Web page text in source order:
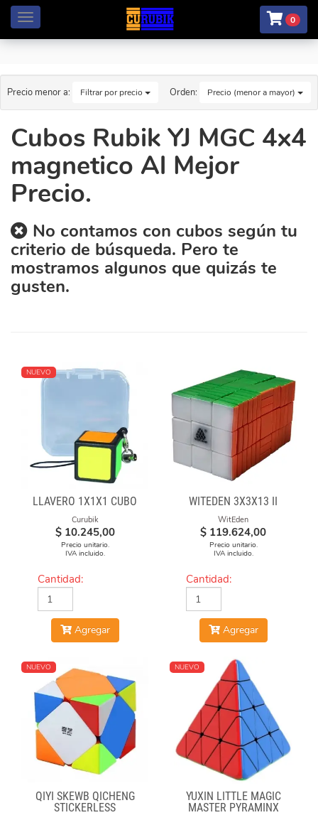
Menú 0
Precio menor a: Filtrar por precio Orden: Precio (menor a mayor)
Cubos Rubik YJ MGC 4x4
magnetico Al Mejor
Precio.
No contamos con cubos según tu
criterio de búsqueda. Pero te
mostramos algunos que quizás te
gusten.
NUEVO
LLAVERO 1X1X1 CUBO
Curubik
$ 10.245,00
Precio unitario.
IVA incluido.
Cantidad:
Agregar
WITEDEN 3X3X13 II
WitEden
$ 119.624,00
Precio unitario.
IVA incluido.
Cantidad:
Agregar
NUEVO
QIYI SKEWB QICHENG
STICKERLESS
NUEVO
YUXIN LITTLE MAGIC
MASTER PYRAMINX